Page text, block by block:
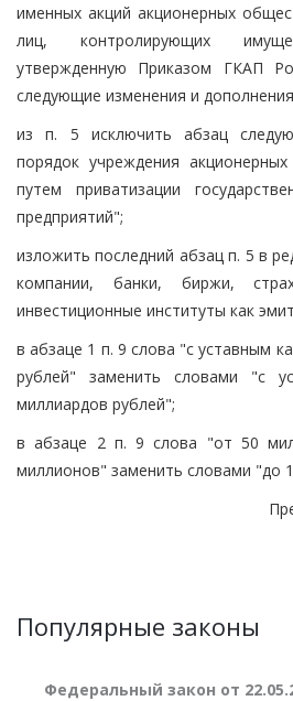
именных акций акционерных
лиц, контролирующих
утвержденную Приказом ГКАП
следующие изменения и
из п. 5 исключить абзац
порядок учреждения
путем приватизации
предприятий";
изложить последний абзац п. 5 в
компании, банки, биржи,
инвестиционные институты как
в абзаце 1 п. 9 слова "с уставным
рублей" заменить словами "с
миллиардов рублей";
в абзаце 2 п. 9 слова "от 50
миллионов" заменить словами "до
Популярные законы
Федеральный закон от